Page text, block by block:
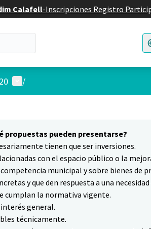
Calafell-Inscripciones Registro
Menú de usuario
/
propuestas pueden presentarse?
tienen que ser inversiones.
con el espacio público o la
competencia municipal y sobre bienes de
y que den respuesta a una
cumplan la normativa vigente.
interés general.
técnicamente.